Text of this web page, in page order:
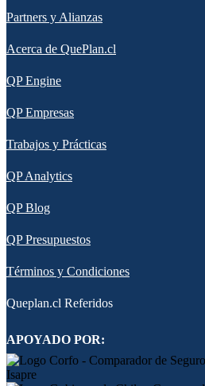
Partners y Alianzas
Acerca de QuePlan.cl
QP Engine
QP Empresas
Trabajos y Prácticas
QP Analytics
QP Blog
QP Presupuestos
Términos y Condiciones
Queplan.cl Referidos
APOYADO POR: